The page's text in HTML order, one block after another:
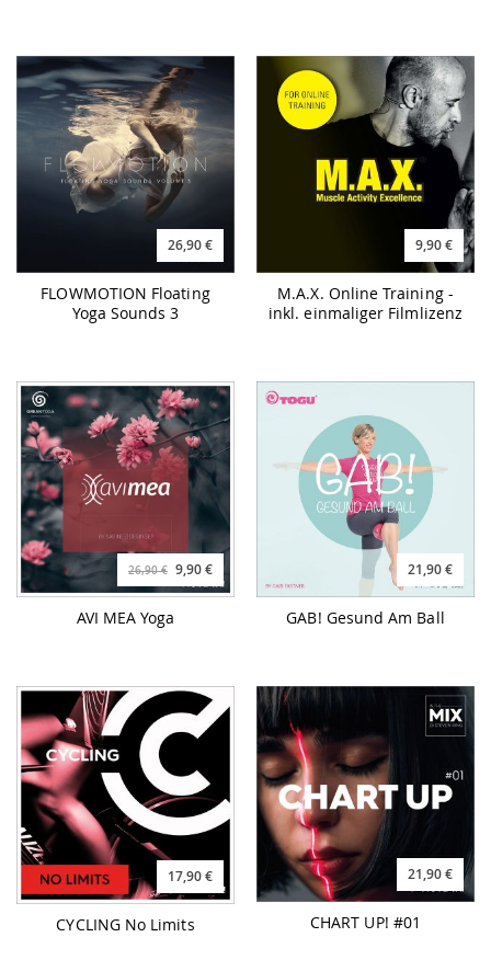
26,90 €
FLOWMOTION Floating
Yoga Sounds 3
9,90 €
M.A.X. Online Training -
inkl. einmaliger Filmlizenz
26,90 € 9,90 €
AVI MEA Yoga
21,90 €
GAB! Gesund Am Ball
17,90 €
CYCLING No Limits
21,90 €
CHART UP! #01